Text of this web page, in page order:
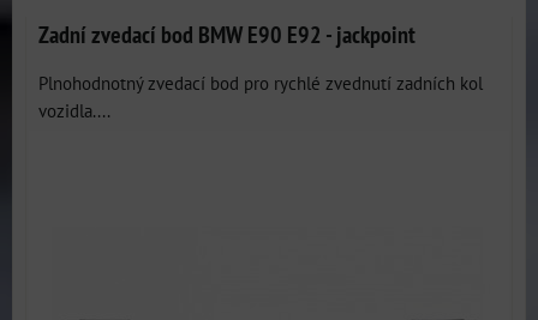
Zadní zvedací bod BMW E90 E92 - jackpoint
Plnohodnotný zvedací bod pro rychlé zvednutí zadních kol
vozidla....